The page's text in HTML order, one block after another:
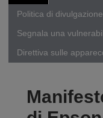
Politica di
Segnala una
Direttiva sulle